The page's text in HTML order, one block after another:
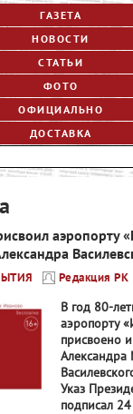
ГАЗЕТА
НОВОСТИ
СТАТЬИ
ФОТО
ОФИЦИАЛЬНО
ДОСТАВКА
аэропорту
Редакция РК
В год 80-
аэропорту
присвоено
Александра
Указ
подписал